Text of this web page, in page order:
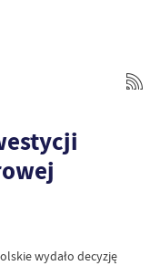
wydało decyzję